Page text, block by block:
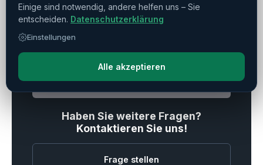
Drucken Teilen
Verkauft
Haben Sie weitere Fragen?
Kontaktieren Sie uns!
Frage stellen
Einige sind notwendig, andere helfen uns – Sie
entscheiden. Datenschutzerklärung
Einstellungen
Alle akzeptieren